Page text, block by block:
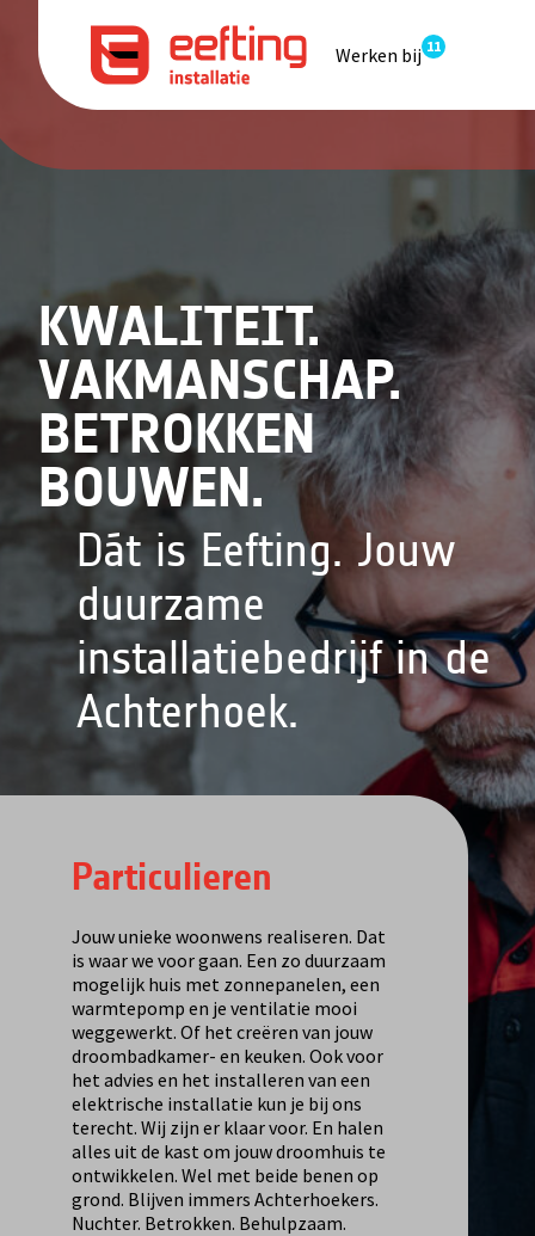
Werken bij 11
KWALITEIT.
VAKMANSCHAP.
BETROKKEN
BOUWEN.
Dát is Eefting. Jouw
duurzame
installatiebedrijf in de
Achterhoek.
Particulieren
Jouw unieke woonwens realiseren. Dat
is waar we voor gaan. Een zo duurzaam
mogelijk huis met zonnepanelen, een
warmtepomp en je ventilatie mooi
weggewerkt. Of het creëren van jouw
droombadkamer- en keuken. Ook voor
het advies en het installeren van een
elektrische installatie kun je bij ons
terecht. Wij zijn er klaar voor. En halen
alles uit de kast om jouw droomhuis te
ontwikkelen. Wel met beide benen op
grond. Blijven immers Achterhoekers.
Nuchter. Betrokken. Behulpzaam.